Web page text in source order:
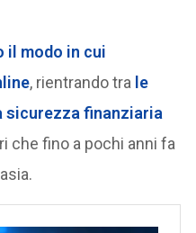
il modo in cui
, rientrando tra le
sicurezza finanziaria
che fino a pochi anni fa